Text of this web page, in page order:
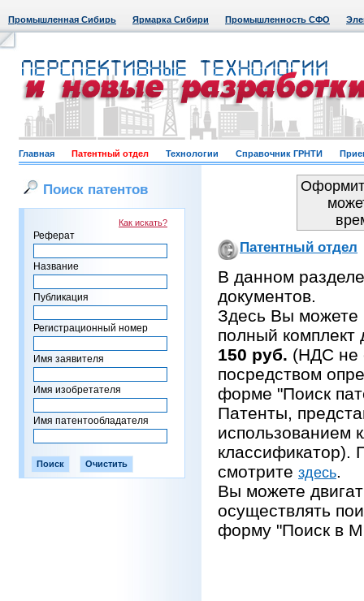
Промышленная Сибирь Ярмарка Сибири Промышленность СФО
Главная Патентный отдел Технологии Справочник ГРНТИ
Поиск патентов
Как искать?
Реферат
Название
Публикация
Регистрационный номер
Имя заявителя
Имя изобретателя
Имя патентообладателя
Патентный отдел
В данном
документов.
Здесь Вы можете
полный комплект
150 руб. (НДС не
посредством
форме "Поиск
Патенты,
использованием
классификатор).
смотрите здесь.
Вы можете
осуществлять
форму "Поиск в